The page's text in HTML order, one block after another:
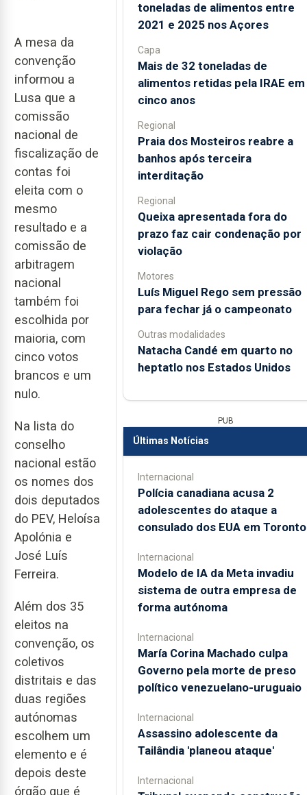
A mesa da
convenção
informou a
Lusa que a
comissão
nacional de
fiscalização de
contas foi
eleita com o
mesmo
resultado e a
comissão de
arbitragem
nacional
também foi
escolhida por
maioria, com
cinco votos
brancos e um
nulo.
Na lista do
conselho
nacional estão
os nomes dos
dois deputados
do PEV, Heloísa
Apolónia e
José Luís
Ferreira.
Além dos 35
eleitos na
convenção, os
coletivos
distritais e das
duas regiões
autónomas
escolhem um
elemento e é
depois deste
órgão que é
toneladas de alimentos entre
2021 e 2025 nos Açores
Capa
Mais de 32 toneladas de
alimentos retidas pela IRAE em
cinco anos
Regional
Praia dos Mosteiros reabre a
banhos após terceira
interditação
Regional
Queixa apresentada fora do
prazo faz cair condenação por
violação
Motores
Luís Miguel Rego sem pressão
para fechar já o campeonato
Outras modalidades
Natacha Candé em quarto no
heptatlo nos Estados Unidos
PUB
Últimas Notícias
Internacional
Polícia canadiana acusa 2
adolescentes do ataque a
consulado dos EUA em Toronto
Internacional
Modelo de IA da Meta invadiu
sistema de outra empresa de
forma autónoma
Internacional
María Corina Machado culpa
Governo pela morte de preso
político venezuelano-uruguaio
Internacional
Assassino adolescente da
Tailândia 'planeou ataque'
Internacional